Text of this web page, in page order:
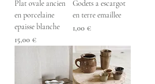
Plat ovale ancien
en porcelaine
epaisse blanche
Prix
15,00 €
Godets a escargot
en terre emaillee
Prix
1,00 €